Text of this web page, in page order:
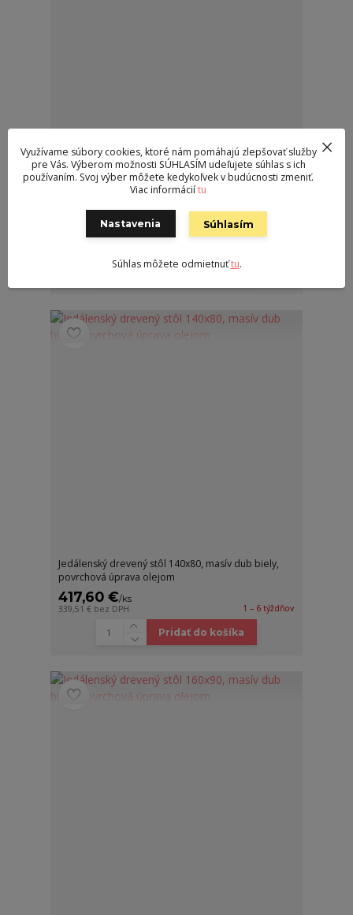
povrchová úprava olejom
381,60 €/ks
Pridať do košíka
Jedálenský drevený stôl 140x80, masív dub biely,
povrchová úprava olejom
417,60 €/ks
339,51 € bez DPH 1 – 6 týždňov
Pridať do košíka
Využívame súbory cookies, ktoré nám pomáhajú zlepšovať služby
pre Vás. Výberom možnosti SÚHLASÍM udeľujete súhlas s ich
používaním. Svoj výber môžete kedykoľvek v budúcnosti zmeniť.
Viac informáciítu
Nastavenia Súhlasím
Súhlas môžete odmietnuťtu.